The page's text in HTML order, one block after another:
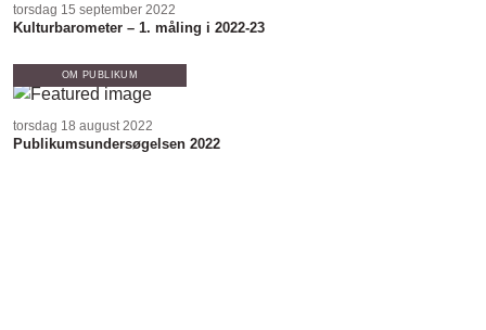
torsdag 15 september 2022
Kulturbarometer – 1. måling i 2022-23
OM PUBLIKUM
torsdag 18 august 2022
Publikumsundersøgelsen 2022